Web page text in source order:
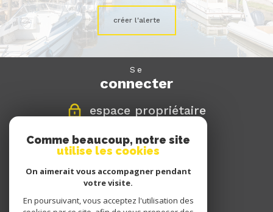
créer l'alerte
se
connecter
espace propriétaire
nous
suivre
nous
Comme beaucoup, notre site
utilise les cookies
On aimerait vous accompagner pendant
votre visite.
En poursuivant, vous acceptez l'utilisation des